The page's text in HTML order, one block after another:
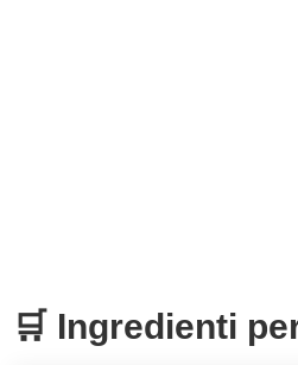
🛒 Ingredienti